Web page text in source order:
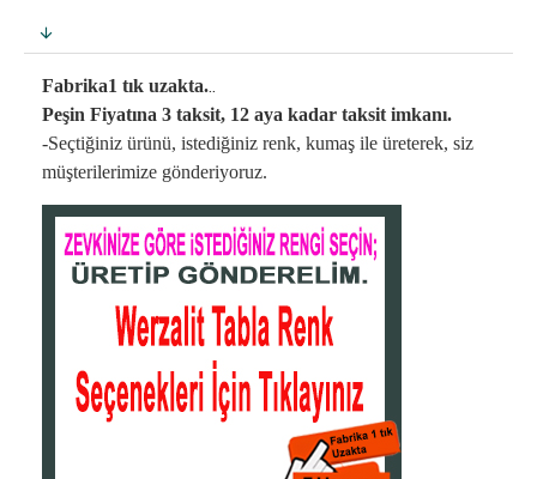
Fabrika1 tık uzakta...
Peşin Fiyatına 3 taksit, 12 aya kadar taksit imkanı.
-Seçtiğiniz ürünü, istediğiniz renk, kumaş ile üreterek, siz
müşterilerimize gönderiyoruz.